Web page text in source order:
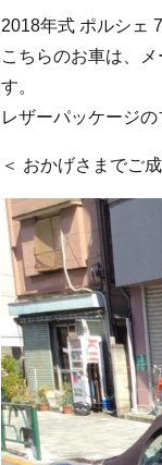
2018年式 ポルシェ
こちらのお車は、
す。
レザーパッケージ
＜ おかげさまでご